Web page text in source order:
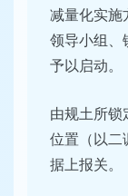
减量化实施
领导小组、
予以启动。
由规土所锁
位置（以二
据上报关。